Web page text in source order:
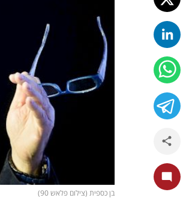
בן כספית (צילום פלאש 90)